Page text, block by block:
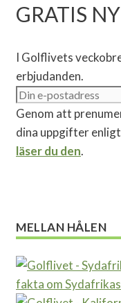
GRATIS
I Golflivets
erbjudanden.
Genom att
dina uppgifter
läser du den.
MELLAN HÅLEN
fakta om